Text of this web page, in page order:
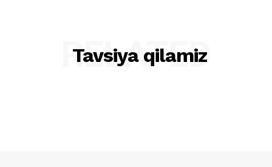
Tavsiya qilamiz
RELATED